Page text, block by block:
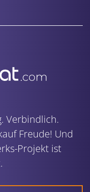
Verbindlich.
Freude! Und
Projekt ist